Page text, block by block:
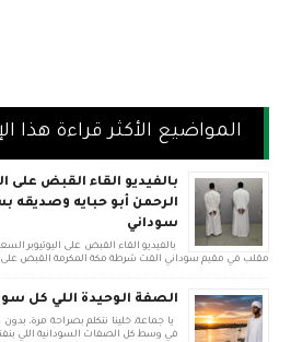
المواضيع الأكثر قراءة هذا
بالفيديو القاء القبض على
الرحمن أبو حبايه
سوداني
بالفيديو القاء القبض على اليوتيوبر
مقلب في مقيم سوداني القت شرطة مكة المكرمة القبض على
الصفة الوحيدة اللي كل
يا جماعة، خلينا نتكلم بصراحة مرة،
في وسط كل الصفات السودانية اللي